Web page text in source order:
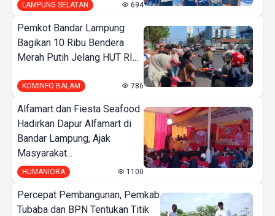
LAMPUNG SELATAN 694
Pemkot Bandar Lampung
Bagikan 10 Ribu Bendera
Merah Putih Jelang HUT RI...
KOMINFO BALAM 786
Alfamart dan Fiesta Seafood
Hadirkan Dapur Alfamart di
Bandar Lampung, Ajak
Masyarakat...
HUMANIORA 1100
Percepat Pembangunan, Pemkab
Tubaba dan BPN Tentukan Titik